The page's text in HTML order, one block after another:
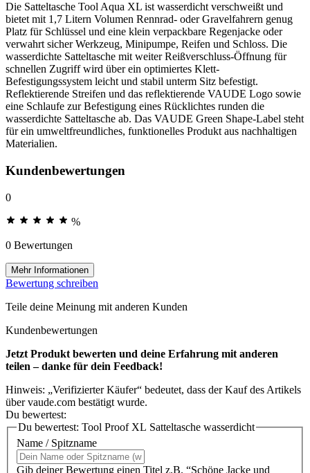
Die Satteltasche Tool Aqua XL ist wasserdicht verschweißt und
bietet mit 1,7 Litern Volumen Rennrad- oder Gravelfahrern genug
Platz für Schlüssel und eine klein verpackbare Regenjacke oder
verwahrt sicher Werkzeug, Minipumpe, Reifen und Schloss. Die
wasserdichte Satteltasche mit weiter Reißverschluss-Öffnung für
schnellen Zugriff wird über ein optimiertes Klett-
Befestigungssystem leicht und stabil unterm Sitz befestigt.
Reflektierende Streifen und das reflektierende VAUDE Logo sowie
eine Schlaufe zur Befestigung eines Rücklichtes runden die
wasserdichte Satteltasche ab. Das VAUDE Green Shape-Label steht
für ein umweltfreundliches, funktionelles Produkt aus nachhaltigen
Materialien.
Kundenbewertungen
0
%
0 Bewertungen
Mehr Informationen
Bewertung schreiben
Teile deine Meinung mit anderen Kunden
Kundenbewertungen
Jetzt Produkt bewerten und deine Erfahrung mit anderen
teilen – danke für dein Feedback!
Hinweis: „Verifizierter Käufer“ bedeutet, dass der Kauf des Artikels
über vaude.com bestätigt wurde.
Du bewertest:
Du bewertest: Tool Proof XL Satteltasche wasserdicht
Name / Spitzname
Gib deiner Bewertung einen Titel z.B. “Schöne Jacke und